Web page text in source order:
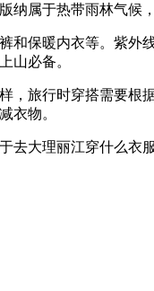
纳属于热带雨林气候，
保暖内衣等。紫
山必备。
旅行时穿搭需要
衣物。
大理丽江穿什么衣